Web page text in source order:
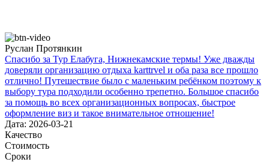
Руслан Протянкин
Спасибо за Тур Елабуга, Нижнекамские термы! Уже дважды
доверяли организацию отдыха karttrvel и оба раза все прошло
отлично! Путешествие было с маленьким ребёнком поэтому к
выбору тура подходили особенно трепетно. Большое спасибо
за помощь во всех организационных вопросах, быстрое
оформление виз и такое внимательное отношение!
Дата: 2026-03-21
Качество
Стоимость
Сроки